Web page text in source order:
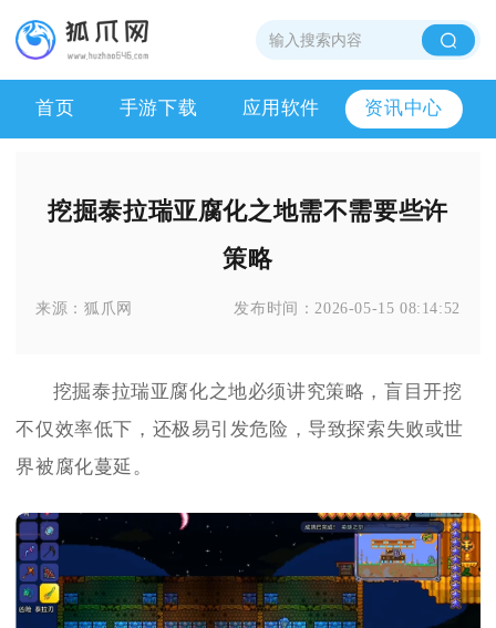
首页 手游下载 应用软件 资讯中心
挖掘泰拉瑞亚腐化之地需不需要些许
策略
来源：狐爪网 发布时间：2026-05-15 08:14:52
挖掘泰拉瑞亚腐化之地必须讲究策略，盲目开挖
不仅效率低下，还极易引发危险，导致探索失败或世
界被腐化蔓延。